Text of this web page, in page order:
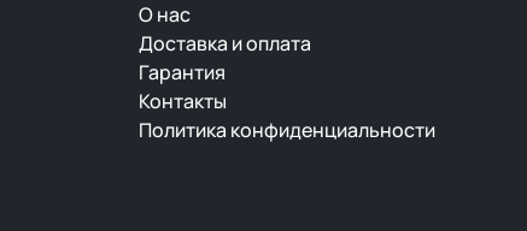
О нас
Доставка и оплата
Гарантия
Контакты
Политика конфиденциальности